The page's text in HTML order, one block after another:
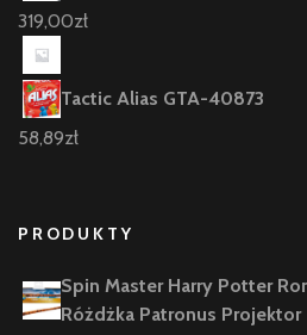
319,00zł
Tactic Alias GTA-40873
58,89zł
PRODUKTY
Spin Master Harry Potter
Różdżka Patronus Projektor